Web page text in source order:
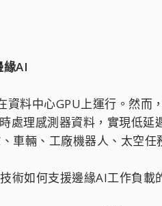
緣AI
資料中心GPU上運行。然而
處理感測器資料，實現低
車輛、工廠機器人、太空任
術如何支援邊緣AI工作負載